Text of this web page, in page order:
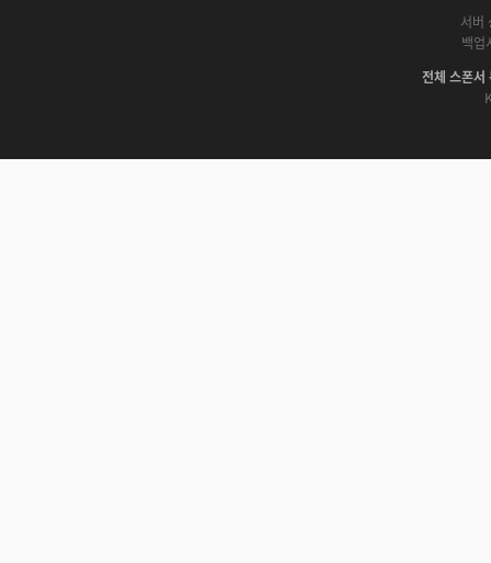
서버
백업
전체 스폰서